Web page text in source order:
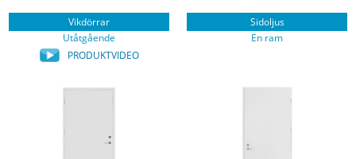
Vikdörrar
Utåtgående
PRODUKTVIDEO
Sidoljus
En ram